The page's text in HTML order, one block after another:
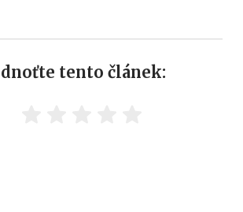
tento článek: